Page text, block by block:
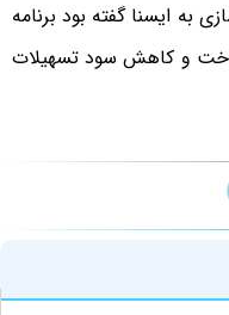
به ایسنا گفته بود برنامه
و کاهش سود تسهیلات